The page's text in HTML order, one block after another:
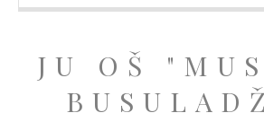
JU OŠ